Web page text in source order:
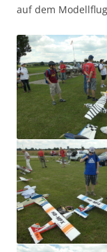
auf dem